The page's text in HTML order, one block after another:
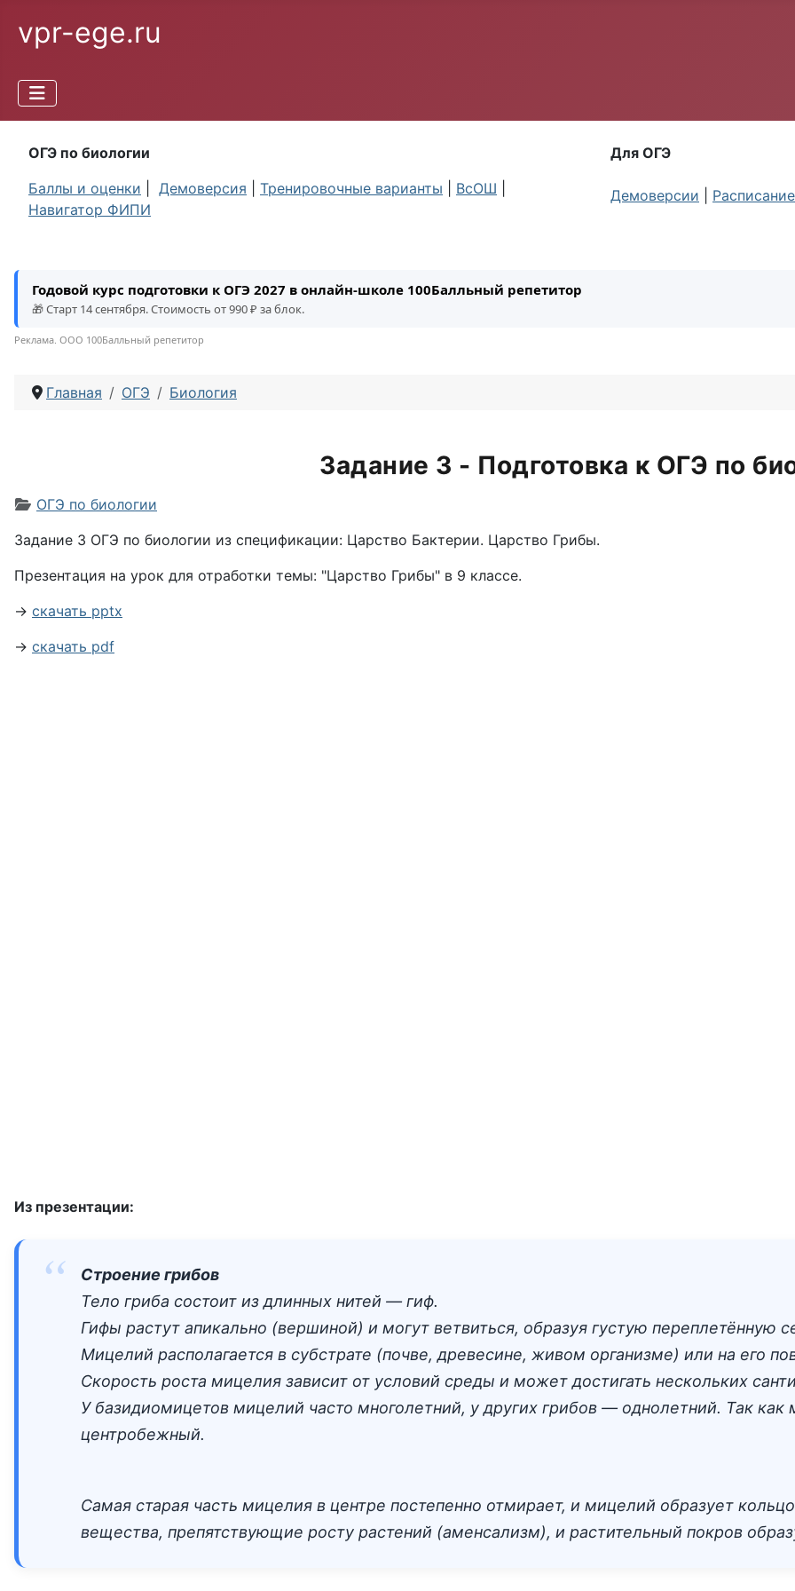
vpr-ege.ru
ОГЭ по биологии
Баллы и оценки
Демоверсия Тренировочные варианты ВсОШ
Навигатор ФИПИ
Для ОГЭ
Демоверсии Расписание
Годовой курс подготовки к ОГЭ 2027 в онлайн-школе 100Балльный репетитор
🎁 Старт 14 сентября. Стоимость от 990 ₽ за блок.
Реклама. ООО 100Балльный репетитор
Главная ОГЭ Биология
Задание 3 - Подготовка к ОГЭ по
Информация о материале
ОГЭ по биологии
Задание 3 ОГЭ по биологии из спецификации: Царство Бактерии. Царство Грибы.
Презентация на урок для отработки темы: "Царство Грибы" в 9 классе.
→ скачать pptx
→ скачать pdf
Из презентации:
Строение грибов
Тело гриба состоит из длинных нитей — гиф.
Гифы растут апикально (вершиной) и могут ветвиться, образуя густую переплетённую
Мицелий располагается в субстрате (почве, древесине, живом организме) или на его
Скорость роста мицелия зависит от условий среды и может достигать нескольких
У базидиомицетов мицелий часто многолетний, у других грибов — однолетний. Так как
центробежный.
Самая старая часть мицелия в центре постепенно отмирает, и мицелий образует
вещества, препятствующие росту растений (аменсализм), и растительный покров